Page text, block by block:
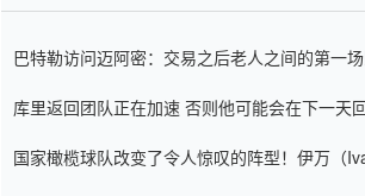
巴特勒访问迈阿密：交易之后老人之间的第一
库里返回团队正在加速 否则他可能会在下一天
国家橄榄球队改变了令人惊叹的阵型！伊万（